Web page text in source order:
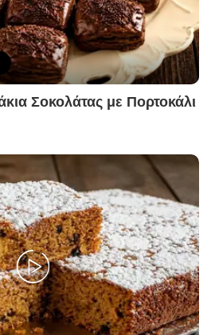
Σοκολάτας με Πορτοκάλι